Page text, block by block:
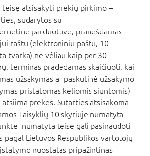
teisę atsisakyti prekių pirkimo –
sudarytos su
parduotuve, pranešdamas
raštu (elektroniniu paštu, 10
tvarka) ne vėliau kaip per 30
terminas pradedamas skaičiuoti, kai
užsakymas ar paskutinė užsakymo
pristatomas keliomis siuntomis)
atsiima prekes. Sutarties atsisakoma
Taisyklių 10 skyriuje numatyta
numatyta teise gali pasinaudoti
pagal Lietuvos Respublikos vartotojų
nuostatas pripažintinas